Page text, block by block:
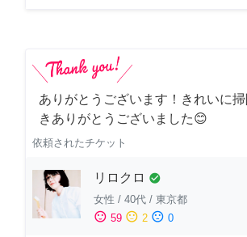
ありがとうございます！きれいに
きありがとうございました😊
依頼されたチケット
リロクロ check_circle
女性 / 40代 / 東京都
sentiment_satisfied 59 sentiment_neutral 2 sentiment_dissatisfied 0